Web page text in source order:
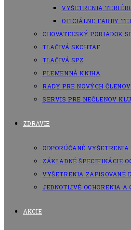
VYŠETRENIA
OFICIÁLNE FARBY
CHOVATEĽSKÝ PORIADOK
TLAČIVÁ SKCHTAF
TLAČIVÁ SPZ
PLEMENNÁ KNIHA
RADY PRE NOVÝCH ČLENOV
SERVIS PRE NEČLENOV
ZDRAVIE
ODPORÚČANÉ VYŠETRENIA
ZÁKLADNÉ ŠPECIFIKÁCIE
VYŠETRENIA ZAPISOVANÉ
JEDNOTLIVÉ OCHORENIA A
AKCIE